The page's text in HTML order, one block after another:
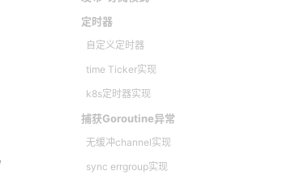
定时器
自定义定时器
time Ticker实现
k8s定时器实现
捕获Goroutine异常
无缓冲channel实现
sync errgroup实现